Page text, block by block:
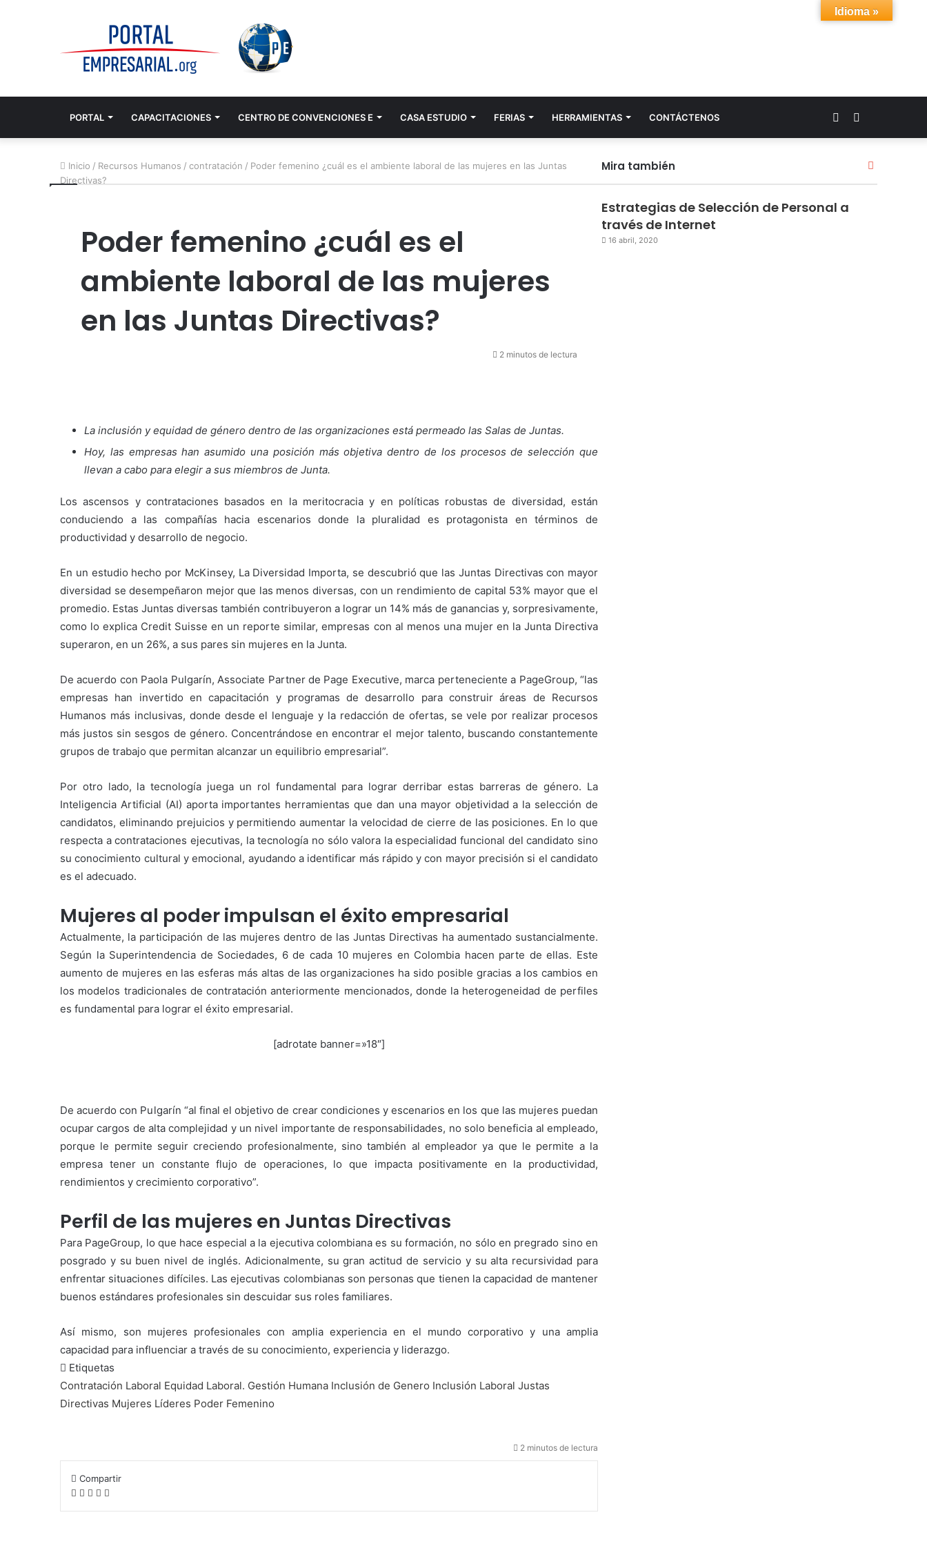
PORTAL CAPACITACIONES CENTRO DE CONVENCIONES E CASA ESTUDIO FERIAS HERRAMIENTAS CONTÁCTENOS
por
Acceso
Inicio / Recursos Humanos / contratación / Poder femenino ¿cuál es el ambiente laboral de las mujeres en las Juntas
Directivas?
Poder femenino ¿cuál es el
ambiente laboral de las mujeres
en las Juntas Directivas?
2 minutos de lectura
La inclusión y equidad de género dentro de las organizaciones está permeado las Salas de Juntas.
Hoy, las empresas han asumido una posición más objetiva dentro de los procesos de selección que
llevan a cabo para elegir a sus miembros de Junta.
Los ascensos y contrataciones basados en la meritocracia y en políticas robustas de diversidad, están
conduciendo a las compañías hacia escenarios donde la pluralidad es protagonista en términos de
productividad y desarrollo de negocio.
En un estudio hecho por McKinsey, La Diversidad Importa, se descubrió que las Juntas Directivas con mayor
diversidad se desempeñaron mejor que las menos diversas, con un rendimiento de capital 53% mayor que el
promedio. Estas Juntas diversas también contribuyeron a lograr un 14% más de ganancias y, sorpresivamente,
como lo explica Credit Suisse en un reporte similar, empresas con al menos una mujer en la Junta Directiva
superaron, en un 26%, a sus pares sin mujeres en la Junta.
De acuerdo con Paola Pulgarín, Associate Partner de Page Executive, marca perteneciente a PageGroup, “las
empresas han invertido en capacitación y programas de desarrollo para construir áreas de Recursos
Humanos más inclusivas, donde desde el lenguaje y la redacción de ofertas, se vele por realizar procesos
más justos sin sesgos de género. Concentrándose en encontrar el mejor talento, buscando constantemente
grupos de trabajo que permitan alcanzar un equilibrio empresarial”.
Por otro lado, la tecnología juega un rol fundamental para lograr derribar estas barreras de género. La
Inteligencia Artificial (AI) aporta importantes herramientas que dan una mayor objetividad a la selección de
candidatos, eliminando prejuicios y permitiendo aumentar la velocidad de cierre de las posiciones. En lo que
respecta a contrataciones ejecutivas, la tecnología no sólo valora la especialidad funcional del candidato sino
su conocimiento cultural y emocional, ayudando a identificar más rápido y con mayor precisión si el candidato
es el adecuado.
Mujeres al poder impulsan el éxito empresarial
Actualmente, la participación de las mujeres dentro de las Juntas Directivas ha aumentado sustancialmente.
Según la Superintendencia de Sociedades, 6 de cada 10 mujeres en Colombia hacen parte de ellas. Este
aumento de mujeres en las esferas más altas de las organizaciones ha sido posible gracias a los cambios en
los modelos tradicionales de contratación anteriormente mencionados, donde la heterogeneidad de perfiles
es fundamental para lograr el éxito empresarial.
[adrotate banner=»18″]
De acuerdo con Pulgarín “al final el objetivo de crear condiciones y escenarios en los que las mujeres puedan
ocupar cargos de alta complejidad y un nivel importante de responsabilidades, no solo beneficia al empleado,
porque le permite seguir creciendo profesionalmente, sino también al empleador ya que le permite a la
empresa tener un constante flujo de operaciones, lo que impacta positivamente en la productividad,
rendimientos y crecimiento corporativo”.
Perfil de las mujeres en Juntas Directivas
Para PageGroup, lo que hace especial a la ejecutiva colombiana es su formación, no sólo en pregrado sino en
posgrado y su buen nivel de inglés. Adicionalmente, su gran actitud de servicio y su alta recursividad para
enfrentar situaciones difíciles. Las ejecutivas colombianas son personas que tienen la capacidad de mantener
buenos estándares profesionales sin descuidar sus roles familiares.
Así mismo, son mujeres profesionales con amplia experiencia en el mundo corporativo y una amplia
capacidad para influenciar a través de su conocimiento, experiencia y liderazgo.
Etiquetas
Contratación Laboral Equidad Laboral. Gestión Humana Inclusión de Genero Inclusión Laboral Justas
Directivas Mujeres Líderes Poder Femenino
2 minutos de lectura
Compartir
F T L W
Mira también
Estrategias de Selección de Personal a
través de Internet
16 abril, 2020
Idioma »